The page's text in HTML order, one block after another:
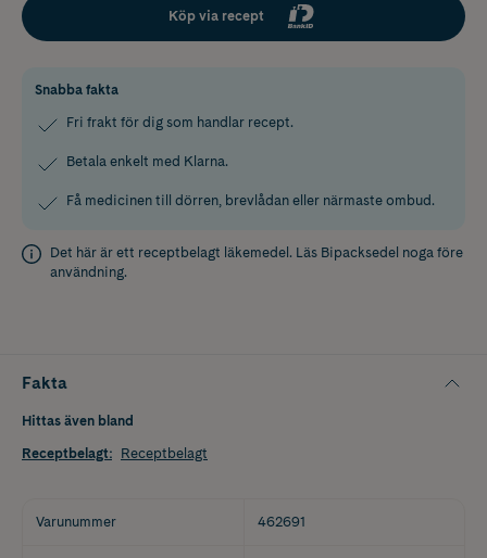
Köp via recept
Snabba fakta
Fri frakt för dig som handlar recept.
Betala enkelt med Klarna.
Få medicinen till dörren, brevlådan eller närmaste ombud.
Det här är ett receptbelagt läkemedel. Läs Bipacksedel noga före
användning.
Fakta
Hittas även bland
Receptbelagt: Receptbelagt
Varunummer 462691